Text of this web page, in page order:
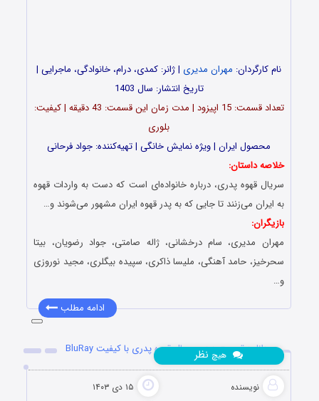
نام کارگردان: مهران مدیری | ژانر: کمدی، درام، خانوادگی، ماجرایی |
تاریخ انتشار: سال 1403
تعداد قسمت‌: 15 اپیزود | مدت زمان این قسمت: 43 دقیقه | کیفیت:
بلوری
محصول ایران | ویژه نمایش خانگی | تهیه‌کننده: جواد فرحانی
خلاصه داستان:
سریال قهوه پدری، درباره خانواده‌‌ای است که دست به واردات قهوه
به ایران می‌‌زنند تا جایی که به پدر قهوه ایران مشهور می‌‌شوند و…
بازیگران:
مهران مدیری، سام درخشانی، ژاله صامتی، جواد رضویان، بیتا
سحرخیز، حامد آهنگی، ملیسا ذاکری، سپیده بیگلری، مجید نوروزی
و…
ادامه مطلب
دانلود قسمت دهم سریال قهوه پدری با کیفیت BluRay
نویسنده ۱۵ دی ۱۴۰۳
هیچ نظر